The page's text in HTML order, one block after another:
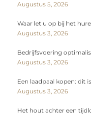
Augustus 5, 2026
Waar let u op bij het
Augustus 3, 2026
Bedrijfsvoering
Augustus 3, 2026
Een laadpaal kopen: dit
Augustus 3, 2026
Het hout achter een